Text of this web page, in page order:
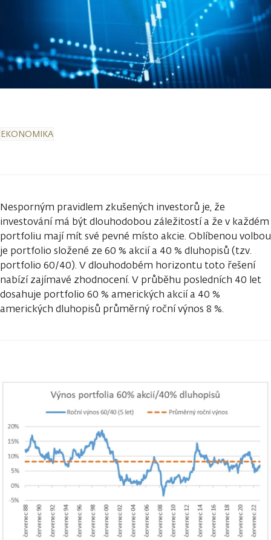
EKONOMIKA
Nesporným pravidlem zkušených investorů je, že
investování má být dlouhodobou záležitostí a že v každém
portfoliu mají mít své pevné místo akcie. Oblíbenou volbou
je portfolio složené ze 60 % akcií a 40 % dluhopisů (tzv.
portfolio 60/40). V dlouhodobém horizontu toto řešení
nabízí zajímavé zhodnocení. V průběhu posledních 40 let
dosahuje portfolio 60 % amerických akcií a 40 %
amerických dluhopisů průměrný roční výnos 8 %.